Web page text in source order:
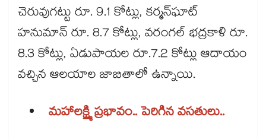
చెరువుగట్టు రూ. 9.1 కోట్లు, కర్మన్‌‌‌‌‌‌‌‌‌‌‌‌‌‌‌‌‌‌‌‌‌‌‌‌‌‌‌‌‌‌‌‌ఘాట్
హనుమాన్ రూ. 8.7 కోట్లు, వరంగల్ భద్రకాళి రూ.
8.3 కోట్లు, ఏడుపాయల రూ.7.2 కోట్లు ఆదాయం
వచ్చిన ఆలయాల జాబితాలో ఉన్నాయి.
మహాలక్ష్మి ప్రభావం.. పెరిగిన వసతులు..